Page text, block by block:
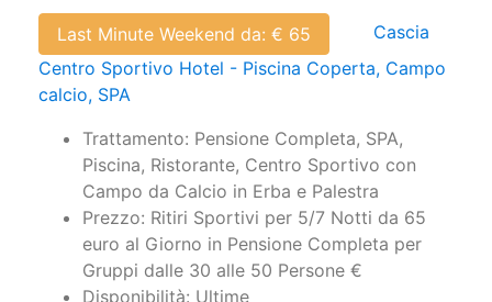
Last Minute Weekend da: € 65
Cascia
Centro Sportivo Hotel - Piscina Coperta, Campo
calcio, SPA
Trattamento: Pensione Completa, SPA,
Piscina, Ristorante, Centro Sportivo con
Campo da Calcio in Erba e Palestra
Prezzo: Ritiri Sportivi per 5/7 Notti da 65
euro al Giorno in Pensione Completa per
Gruppi dalle 30 alle 50 Persone €
Disponibilità: Ultime